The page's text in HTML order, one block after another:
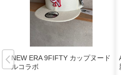
NEW ERA 9FIFTY カップヌード
ルコラボ